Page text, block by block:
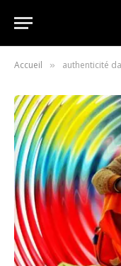
Accueil » authenticité